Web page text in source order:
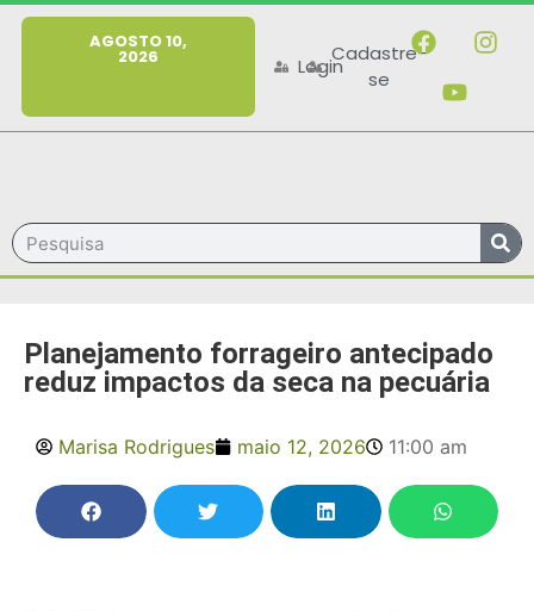
MENU
AGOSTO 10,
2026 Login
Cadastre-
se
Planejamento forrageiro antecipado
reduz impactos da seca na pecuária
Marisa Rodrigues maio 12, 2026 11:00 am